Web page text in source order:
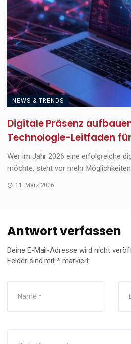
NEWS & TRENDS
Digitale Präsenz
Technologie-Leitfaden
Wer im Jahr 2026 eine erfolgreiche
möchte, steht vor mehr Möglichkeiten
11. März 2026
Antwort verfassen
Deine E-Mail-Adresse wird nicht
Felder sind mit * markiert